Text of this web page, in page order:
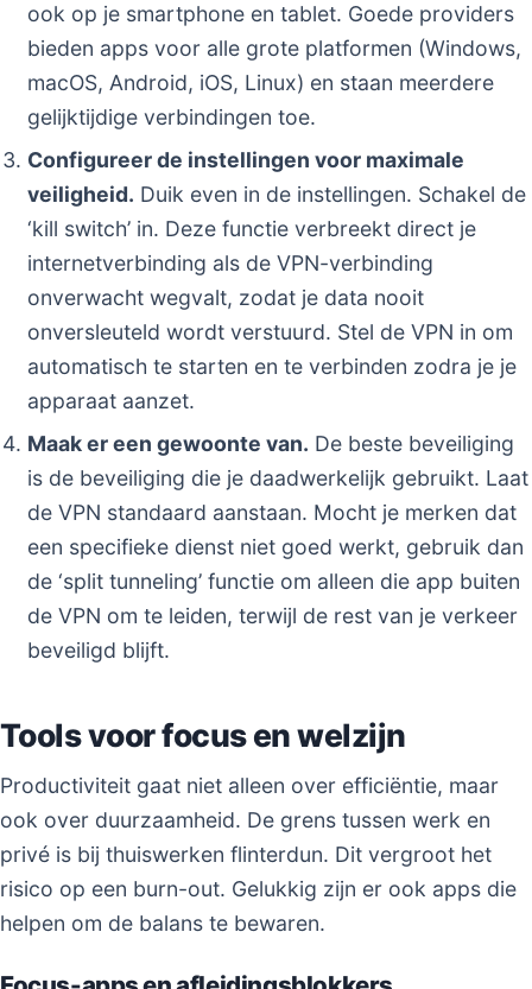
ook op je smartphone en tablet. Goede providers
bieden apps voor alle grote platformen (Windows,
macOS, Android, iOS, Linux) en staan meerdere
gelijktijdige verbindingen toe.
Configureer de instellingen voor maximale
veiligheid. Duik even in de instellingen. Schakel de
‘kill switch’ in. Deze functie verbreekt direct je
internetverbinding als de VPN-verbinding
onverwacht wegvalt, zodat je data nooit
onversleuteld wordt verstuurd. Stel de VPN in om
automatisch te starten en te verbinden zodra je je
apparaat aanzet.
Maak er een gewoonte van. De beste beveiliging
is de beveiliging die je daadwerkelijk gebruikt. Laat
de VPN standaard aanstaan. Mocht je merken dat
een specifieke dienst niet goed werkt, gebruik dan
de ‘split tunneling’ functie om alleen die app buiten
de VPN om te leiden, terwijl de rest van je verkeer
beveiligd blijft.
Tools voor focus en welzijn
Productiviteit gaat niet alleen over efficiëntie, maar
ook over duurzaamheid. De grens tussen werk en
privé is bij thuiswerken flinterdun. Dit vergroot het
risico op een burn-out. Gelukkig zijn er ook apps die
helpen om de balans te bewaren.